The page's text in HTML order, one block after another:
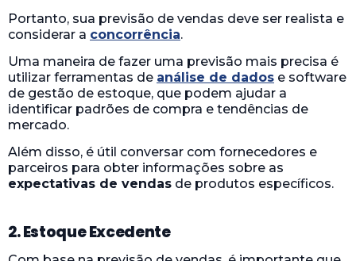
Portanto, sua previsão de vendas deve ser realista e
considerar a concorrência.
Uma maneira de fazer uma previsão mais precisa é
utilizar ferramentas de análise de dados e software
de gestão de estoque, que podem ajudar a
identificar padrões de compra e tendências de
mercado.
Além disso, é útil conversar com fornecedores e
parceiros para obter informações sobre as
expectativas de vendas de produtos específicos.
2. Estoque Excedente